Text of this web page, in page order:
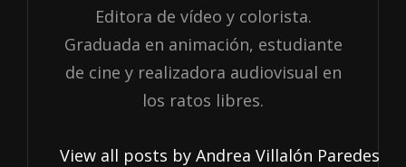
Editora de vídeo y colorista.
Graduada en animación, estudiante
de cine y realizadora audiovisual en
los ratos libres.
View all posts by Andrea Villalón Paredes